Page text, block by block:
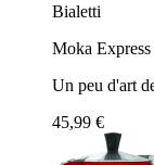
Bialetti
Moka
Un peu d'art
45,99 €